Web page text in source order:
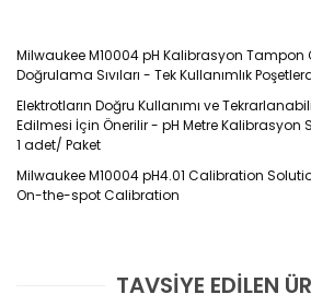
Milwaukee M10004 pH Kalibrasyon Tampon
Doğrulama Sıvıları - Tek Kullanımlık
Elektrotların Doğru Kullanımı ve
Edilmesi İçin Önerilir - pH Metre Kalibrasyon
1 adet/ Paket
Milwaukee M10004 pH4.01 Calibration
On-the-spot Calibration
Bu ürüne ilk yorumu siz
TAVSİYE EDİLEN